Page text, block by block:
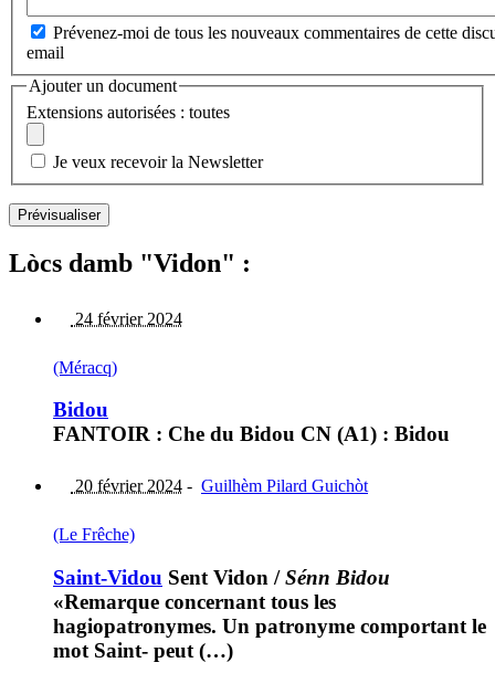
Prévenez-moi de tous les nouveaux commentaires de cette
email
Ajouter un document
Extensions autorisées : toutes
Je veux recevoir la Newsletter
Lòcs damb "Vidon" :
24 février 2024
(Méracq)
Bidou
FANTOIR : Che du Bidou CN (A1) : Bidou
20 février 2024 - Guilhèm Pilard Guichòt
(Le Frêche)
Saint-Vidou Sent Vidon /Sénn Bidou
«Remarque concernant tous les
hagiopatronymes. Un patronyme comportant le
mot Saint- peut (…)